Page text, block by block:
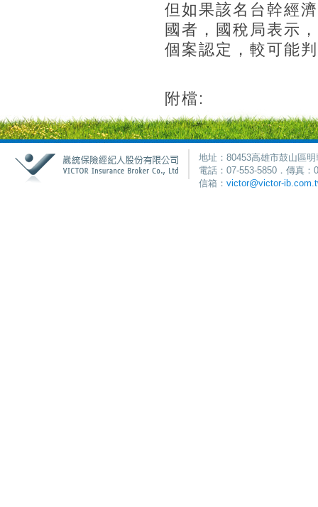
但如果該名台幹經
國者，國稅局表示
個案認定，較可能
附檔:
地址：80453高雄市鼓山區
電話：07-553-5850．傳真
信箱： victor@victor-